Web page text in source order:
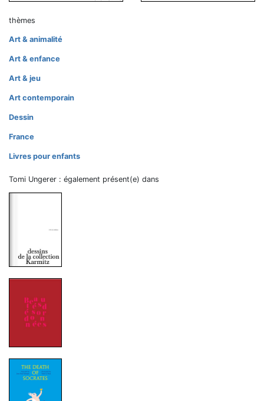
thèmes
Art & animalité
Art & enfance
Art & jeu
Art contemporain
Dessin
France
Livres pour enfants
Tomi Ungerer : également présent(e) dans